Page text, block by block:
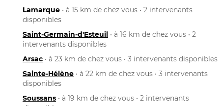
Lamarque • à 15 km de chez vous • 2 intervenants
disponibles
Saint-Germain-d'Esteuil • à 16 km de chez vous • 2
intervenants disponibles
Arsac • à 23 km de chez vous • 3 intervenants disponibles
Sainte-Hélène • à 22 km de chez vous • 3 intervenants
disponibles
Soussans • à 19 km de chez vous • 2 intervenants